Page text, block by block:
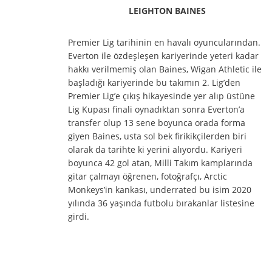
LEIGHTON BAINES
Premier Lig tarihinin en havalı oyuncularından.
Everton ile özdeşleşen kariyerinde yeteri kadar
hakkı verilmemiş olan Baines, Wigan Athletic ile
başladığı kariyerinde bu takımın 2. Lig’den
Premier Lig’e çıkış hikayesinde yer alıp üstüne
Lig Kupası finali oynadıktan sonra Everton’a
transfer olup 13 sene boyunca orada forma
giyen Baines, usta sol bek firikikçilerden biri
olarak da tarihte ki yerini alıyordu. Kariyeri
boyunca 42 gol atan, Milli Takım kamplarında
gitar çalmayı öğrenen, fotoğrafçı, Arctic
Monkeys’in kankası, underrated bu isim 2020
yılında 36 yaşında futbolu bırakanlar listesine
girdi.